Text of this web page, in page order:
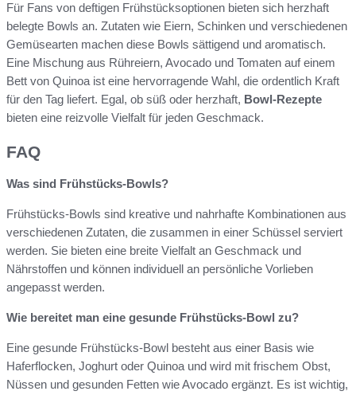
Für Fans von deftigen Frühstücksoptionen bieten sich herzhaft
belegte Bowls an. Zutaten wie Eiern, Schinken und verschiedenen
Gemüsearten machen diese Bowls sättigend und aromatisch.
Eine Mischung aus Rühreiern, Avocado und Tomaten auf einem
Bett von Quinoa ist eine hervorragende Wahl, die ordentlich Kraft
für den Tag liefert. Egal, ob süß oder herzhaft, Bowl-Rezepte
bieten eine reizvolle Vielfalt für jeden Geschmack.
FAQ
Was sind Frühstücks-Bowls?
Frühstücks-Bowls sind kreative und nahrhafte Kombinationen aus
verschiedenen Zutaten, die zusammen in einer Schüssel serviert
werden. Sie bieten eine breite Vielfalt an Geschmack und
Nährstoffen und können individuell an persönliche Vorlieben
angepasst werden.
Wie bereitet man eine gesunde Frühstücks-Bowl zu?
Eine gesunde Frühstücks-Bowl besteht aus einer Basis wie
Haferflocken, Joghurt oder Quinoa und wird mit frischem Obst,
Nüssen und gesunden Fetten wie Avocado ergänzt. Es ist wichtig,